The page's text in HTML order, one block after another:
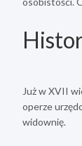
Już w XVII
operze
widownię.